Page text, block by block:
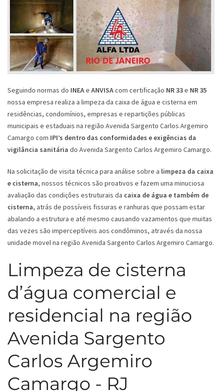
Seguindo normas do INEAe ANVISAcom certificação NR 33e NR 35
nossa empresa realiza a limpeza da caixa de água e cisterna em
residências, condomínios, empresas e repartições públicas
municipais e estaduais na região Avenida Sargento Carlos Argemiro
Camargo com IPI’s dentro das conformidades e exigências da
vigilância sanitária do Avenida Sargento Carlos Argemiro Camargo.
Na solicitação de visita técnica para análise sobre a limpeza da caixa
e cisterna, nossos técnicos são proativos e fazem uma minuciosa
avaliação das condições estruturais da caixa de água e também de
cisterna, atrás de possíveis fissuras e ranhuras que possam estar
abalando a estrutura e até mesmo causando vazamentos que muitas
das vezes são imperceptíveis aos condôminos, através da nossa
unidade movel na região Avenida Sargento Carlos Argemiro Camargo.
Limpeza de cisterna
d’água comercial e
residencial na região
Avenida Sargento
Carlos Argemiro
Camargo - RJ